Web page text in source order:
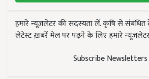
हमारे न्यूज़लेटर की सदस्यता लें. कृषि से
लेटेस्ट ख़बरें मेल पर पढ़ने के लिए हमारे
Subscribe Newsletters